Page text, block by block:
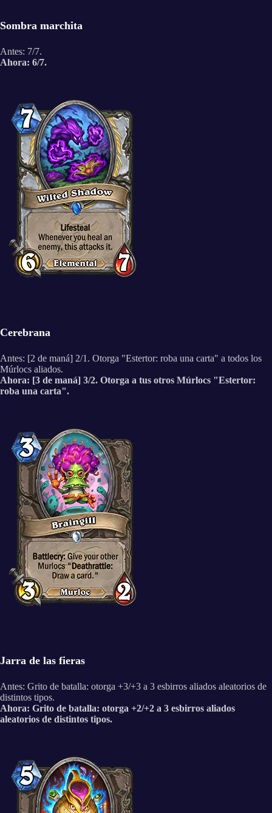
Sombra marchita
Antes: 7/7.
Ahora: 6/7.
Cerebrana
Antes: [2 de maná] 2/1. Otorga "Estertor: roba una carta" a todos los
Múrlocs aliados.
Ahora: [3 de maná] 3/2. Otorga a tus otros Múrlocs "Estertor:
roba una carta".
Jarra de las fieras
Antes: Grito de batalla: otorga +3/+3 a 3 esbirros aliados aleatorios de
distintos tipos.
Ahora: Grito de batalla: otorga +2/+2 a 3 esbirros aliados
aleatorios de distintos tipos.